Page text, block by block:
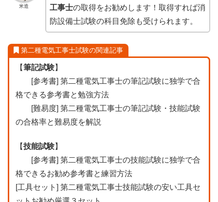
米造
工事士の取得をお勧めします！取得すれば消
防設備士試験の科目免除も受けられます。
第二種電気工事士試験の関連記事
【筆記試験】
[参考書] 第二種電気工事士の筆記試験に独学で合
格できる参考書と勉強方法
[難易度] 第二種電気工事士の筆記試験・技能試験
の合格率と難易度を解説
【技能試験】
[参考書] 第二種電気工事士の技能試験に独学で合
格できるお勧め参考書と練習方法
[工具セット] 第二種電気工事士技能試験の安い工具セ